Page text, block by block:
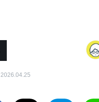
2026.04.25